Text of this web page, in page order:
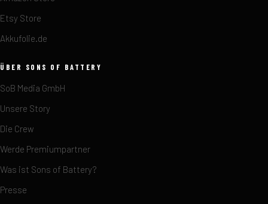
Etsy Store
Akkufolie.de
ÜBER SONS OF BATTERY
SoB Media GmbH
Unsere Story
Die Crew
Werde Premiumpartner
Was ist Sons of Battery?
Presse